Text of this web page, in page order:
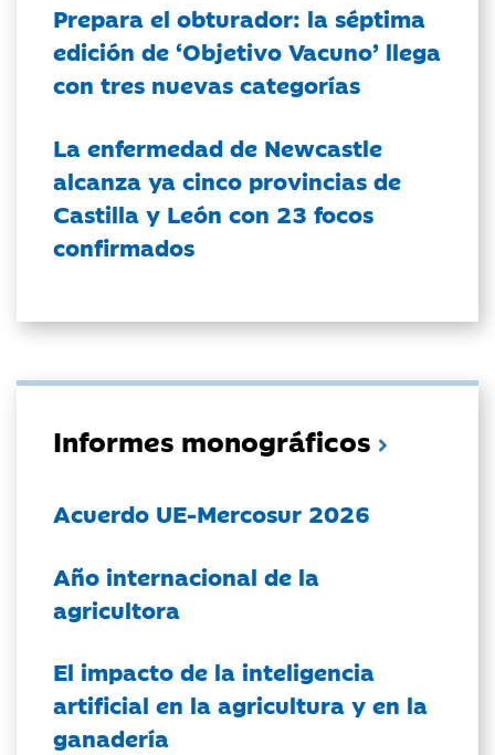
Prepara el obturador: la séptima
edición de ‘Objetivo Vacuno’ llega
con tres nuevas categorías
La enfermedad de Newcastle
alcanza ya cinco provincias de
Castilla y León con 23 focos
confirmados
Informes monográficos
Acuerdo UE-Mercosur 2026
Año internacional de la
agricultora
El impacto de la inteligencia
artificial en la agricultura y en la
ganadería